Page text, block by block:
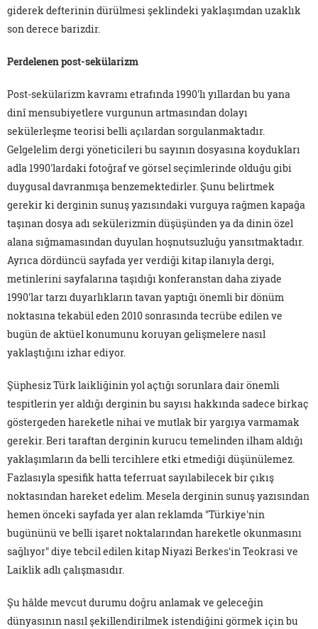
giderek defterinin dürülmesi şeklindeki yaklaşımdan uzaklık
son derece barizdir.
Perdelenen post-sekülarizm
Post-sekülarizm kavramı etrafında 1990'lı yıllardan bu yana
dinî mensubiyetlere vurgunun artmasından dolayı
sekülerleşme teorisi belli açılardan sorgulanmaktadır.
Gelgelelim dergi yöneticileri bu sayının dosyasına koydukları
adla 1990'lardaki fotoğraf ve görsel seçimlerinde olduğu gibi
duygusal davranmışa benzemektedirler. Şunu belirtmek
gerekir ki derginin sunuş yazısındaki vurguya rağmen kapağa
taşınan dosya adı sekülerizmin düşüşünden ya da dinin özel
alana sığmamasından duyulan hoşnutsuzluğu yansıtmaktadır.
Ayrıca dördüncü sayfada yer verdiği kitap ilanıyla dergi,
metinlerini sayfalarına taşıdığı konferanstan daha ziyade
1990'lar tarzı duyarlıkların tavan yaptığı önemli bir dönüm
noktasına tekabül eden 2010 sonrasında tecrübe edilen ve
bugün de aktüel konumunu koruyan gelişmelere nasıl
yaklaştığını izhar ediyor.
Şüphesiz Türk laikliğinin yol açtığı sorunlara dair önemli
tespitlerin yer aldığı derginin bu sayısı hakkında sadece birkaç
göstergeden hareketle nihai ve mutlak bir yargıya varmamak
gerekir. Beri taraftan derginin kurucu temelinden ilham aldığı
yaklaşımların da belli tercihlere etki etmediği düşünülemez.
Fazlasıyla spesifik hatta teferruat sayılabilecek bir çıkış
noktasından hareket edelim. Mesela derginin sunuş yazısından
hemen önceki sayfada yer alan reklamda "Türkiye'nin
bugününü ve belli işaret noktalarından hareketle okunmasını
sağlıyor" diye tebcil edilen kitap Niyazi Berkes'in Teokrasi ve
Laiklik adlı çalışmasıdır.
Şu hâlde mevcut durumu doğru anlamak ve geleceğin
dünyasının nasıl şekillendirilmek istendiğini görmek için bu